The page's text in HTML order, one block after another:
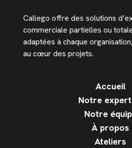
Callego offre des solutions
commerciale partielles ou
adaptées à chaque
au cœur des projets.
Accueil
Notre
Notre
À propos
Ateliers